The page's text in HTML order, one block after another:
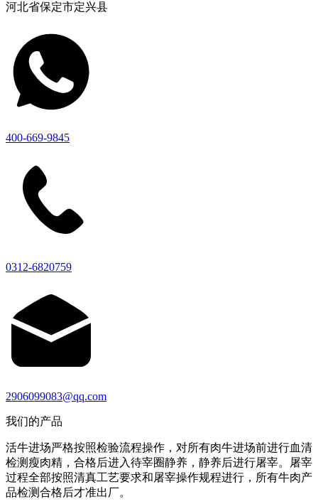
河北省保定市定兴县
400-669-9845
0312-6820759
2906099083@qq.com
我们的产品
活牛进场严格按照检验流程操作，对所有肉牛进场前进行血清
检测瘦肉精，合格后进入待宰圈静养，静养后进行屠宰。屠宰
过程全部按照清真工艺要求和屠宰操作规程进行，所有牛肉产
品检测合格后才准出厂。